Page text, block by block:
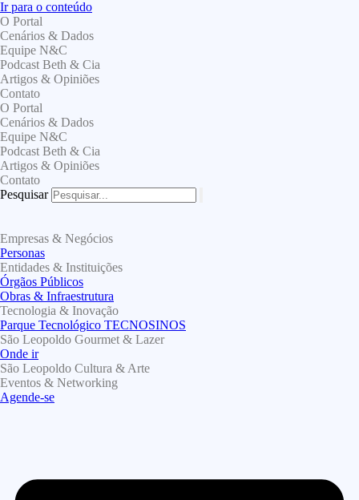
Ir para o conteúdo
O Portal
Cenários & Dados
Equipe N&C
Podcast Beth & Cia
Artigos & Opiniões
Contato
O Portal
Cenários & Dados
Equipe N&C
Podcast Beth & Cia
Artigos & Opiniões
Contato
Pesquisar
Empresas & Negócios
Personas
Entidades & Instituições
Órgãos Públicos
Obras & Infraestrutura
Tecnologia & Inovação
Parque Tecnológico TECNOSINOS
São Leopoldo Gourmet & Lazer
Onde ir
São Leopoldo Cultura & Arte
Eventos & Networking
Agende-se